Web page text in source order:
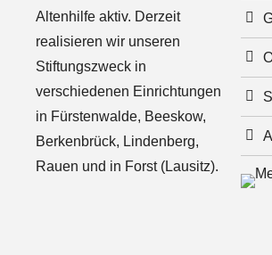
Altenhilfe aktiv. Derzeit
realisieren wir unseren
Stiftungszweck in
verschiedenen Einrichtungen
in Fürstenwalde, Beeskow,
Berkenbrück, Lindenberg,
Rauen und in Forst (Lausitz).